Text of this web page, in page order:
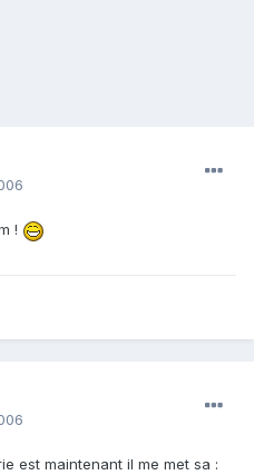
!
est maintenant il me met sa :